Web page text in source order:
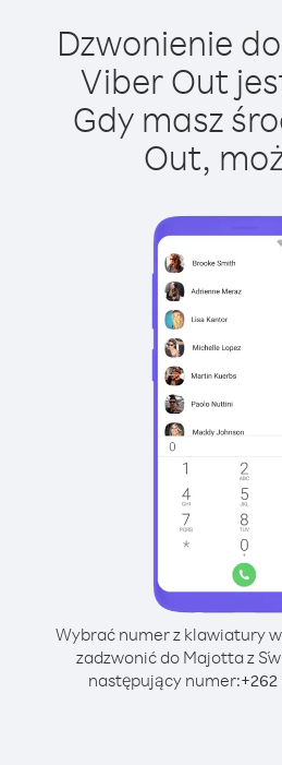
Dzwonienie
Viber Out
Gdy masz
Out,
Wybrać numer z klawiatury
zadzwonić do Majotta z
następujący numer:+262